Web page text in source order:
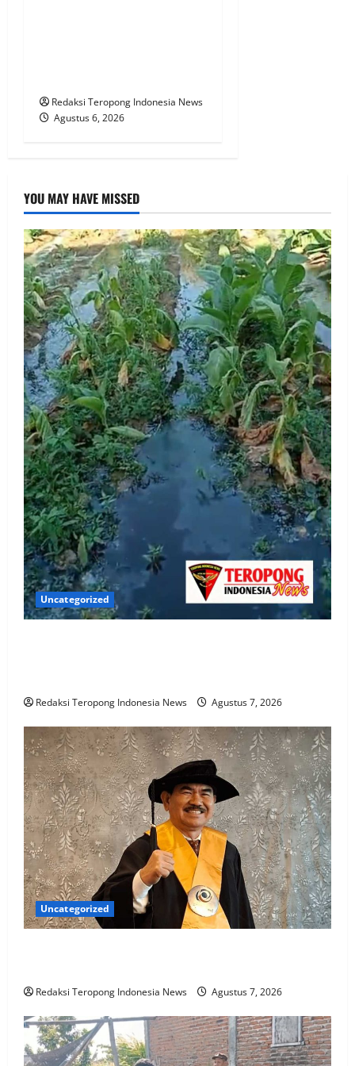
Redaksi Teropong Indonesia News
Agustus 6, 2026
YOU MAY HAVE MISSED
Uncategorized
Redaksi Teropong Indonesia News Agustus 7, 2026
Uncategorized
Redaksi Teropong Indonesia News Agustus 7, 2026